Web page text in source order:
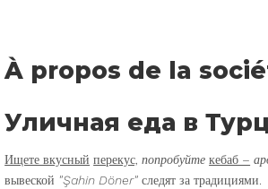
À propos de la
Уличная еда в
Ищете вкусный перекус, попробуйте кебаб –
вывеской "Şahin Döner" следят за традициями.